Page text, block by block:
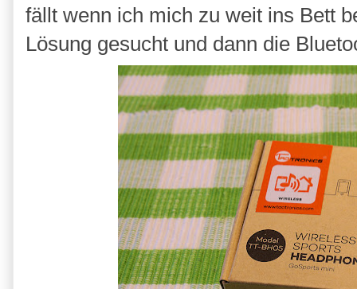
fällt wenn ich mich zu weit ins Bett
Lösung gesucht und dann die